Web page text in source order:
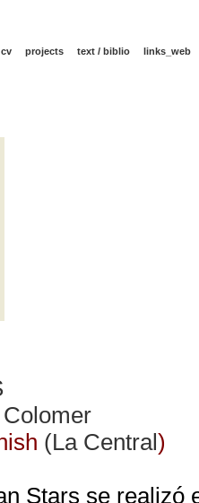
projects text / biblio links_web
(La Central)
Stars se